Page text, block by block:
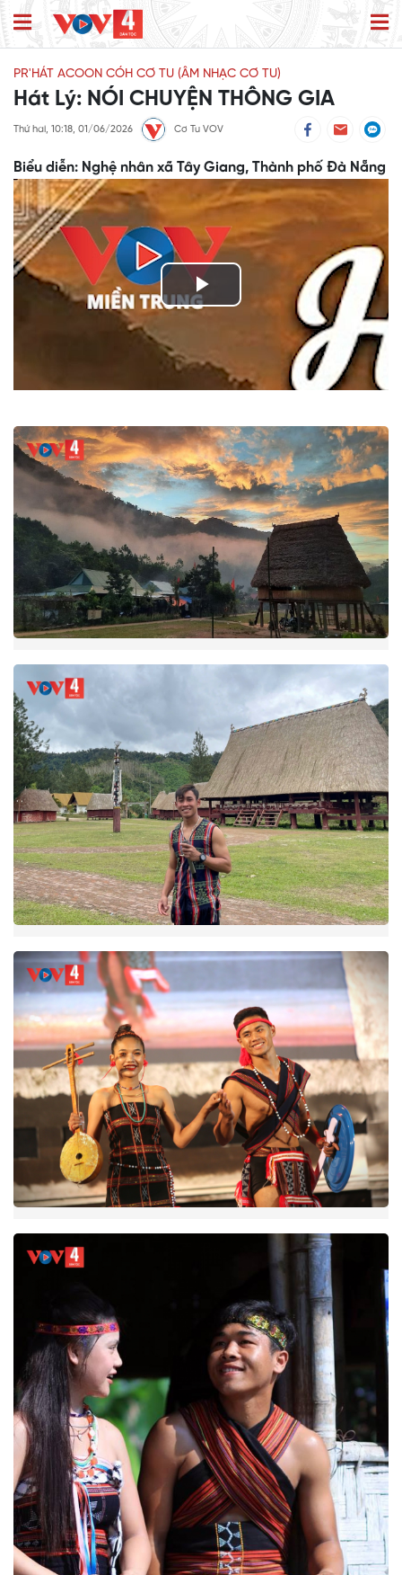
PR'HÁT ACOON CÓH CƠ TU (ÂM NHẠC CƠ TU)
Hát Lý: NÓI CHUYỆN THÔNG GIA
Thứ hai, 10:18, 01/06/2026 Cơ Tu VOV
Biểu diễn: Nghệ nhân xã Tây Giang, Thành phố Đà Nẵng
Play